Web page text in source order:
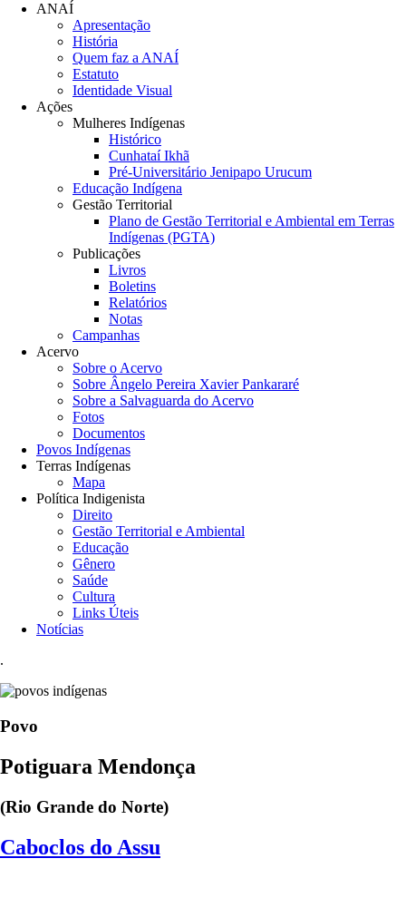
ANAÍ
Apresentação
História
Quem faz a ANAÍ
Estatuto
Identidade Visual
Ações
Mulheres Indígenas
Histórico
Cunhataí Ikhã
Pré-Universitário Jenipapo Urucum
Educação Indígena
Gestão Territorial
Plano de Gestão Territorial e Ambiental em Terras
Indígenas (PGTA)
Publicações
Livros
Boletins
Relatórios
Notas
Campanhas
Acervo
Sobre o Acervo
Sobre Ângelo Pereira Xavier Pankararé
Sobre a Salvaguarda do Acervo
Fotos
Documentos
Povos Indígenas
Terras Indígenas
Mapa
Política Indigenista
Direito
Gestão Territorial e Ambiental
Educação
Gênero
Saúde
Cultura
Links Úteis
Notícias
.
Povo
Potiguara Mendonça
(Rio Grande do Norte)
Caboclos do Assu